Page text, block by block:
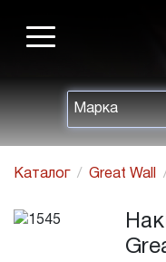
Каталог Great Wall